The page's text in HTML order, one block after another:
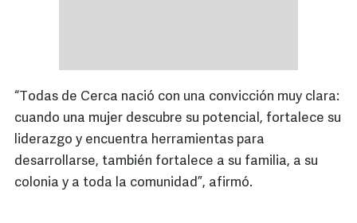
“Todas de Cerca nació con una convicción muy clara:
cuando una mujer descubre su potencial, fortalece su
liderazgo y encuentra herramientas para
desarrollarse, también fortalece a su familia, a su
colonia y a toda la comunidad”, afirmó.